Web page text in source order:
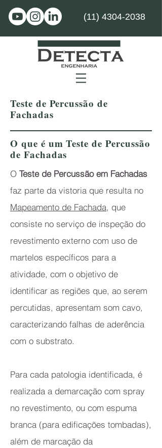
(11) 4304-2038
Teste de Percussão de
Fachadas
O que é um Teste de Percussão
de Fachadas
O Teste de Percussão em Fachadas
faz parte da vistoria que resulta no
Mapeamento de Fachada, que
consiste no serviço de inspeção do
revestimento externo com uso de
martelos específicos para a
atividade, com o objetivo de
identificar as regiões que, ao serem
percutidas, apresentam som cavo,
caracterizando falhas de aderência
com o substrato.
Para cada patologia identificada, é
realizada a demarcação com spray
no revestimento, ou com espuma
branca (para edificações tombadas),
além de marcação da